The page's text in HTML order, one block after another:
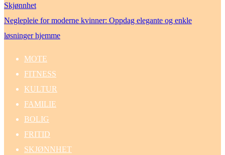
Skjønnhet
Neglepleie for moderne kvinner: Oppdag elegante og enkle
løsninger hjemme
MOTE
FITNESS
KULTUR
FAMILIE
BOLIG
FRITID
SKJØNNHET